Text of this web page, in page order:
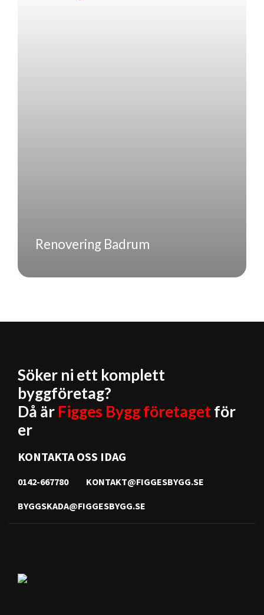
Renovering Badrum
Söker ni ett komplett
byggföretag?
Då är Figges Bygg företagetför
er
KONTAKTA OSS IDAG
0142-667780 KONTAKT@FIGGESBYGG.SE
BYGGSKADA@FIGGESBYGG.SE